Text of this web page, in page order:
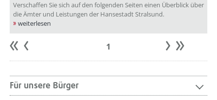
Verschaffen Sie sich auf den folgenden Seiten einen Überblick über
die Ämter und Leistungen der Hansestadt Stralsund.
weiterlesen
Anfang 1 weiter
Für unsere Bürger